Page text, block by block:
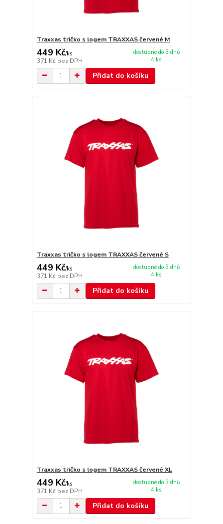
Traxxas tričko s logem TRAXXAS červené M
449 Kč/ks
371 Kč bez DPH
dostupné do 3 dnů
4 ks
Přidat do košíku
Traxxas tričko s logem TRAXXAS červené S
449 Kč/ks
371 Kč bez DPH
dostupné do 3 dnů
4 ks
Přidat do košíku
Traxxas tričko s logem TRAXXAS červené XL
449 Kč/ks
371 Kč bez DPH
dostupné do 3 dnů
4 ks
Přidat do košíku